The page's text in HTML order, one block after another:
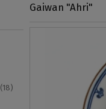
(18)
Gaiwan "Ahri"